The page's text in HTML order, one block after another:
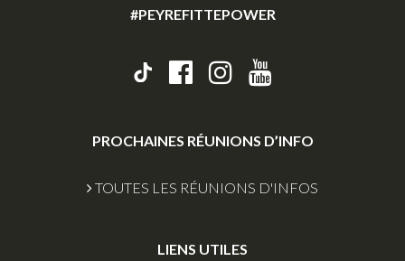
#PEYREFITTEPOWER
PROCHAINES RÉUNIONS D’INFO
TOUTES LES RÉUNIONS D'INFOS
LIENS UTILES